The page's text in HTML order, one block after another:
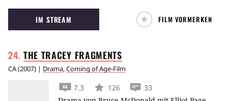
für Recht und Ordnung, den nervösen
Zeigefinger immer am Abzug.
IM STREAM FILM VORMERKEN
THE TRACEY FRAGMENTS
CA(2007) | Drama,Coming of Age-Film
7.3 126
33